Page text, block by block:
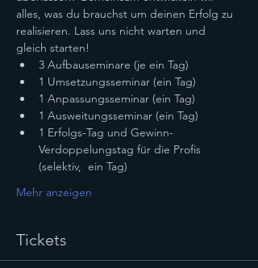
alles, was du brauchst um deinen Erfolg zu
realisieren. Lass uns nicht warten und
gleich starten!
3 Aufbauseminare (je ein Tag)
1 Umsetzungsseminar (ein Tag)
1 Anpassungsseminar (ein Tag)
1 Ausweitungsseminar (ein Tag)
1 Erfolgs-Tag und Gewinn-
Verdoppelungstag für die Profis
(selektiv,  ein Tag)
Mehr anzeigen
Tickets